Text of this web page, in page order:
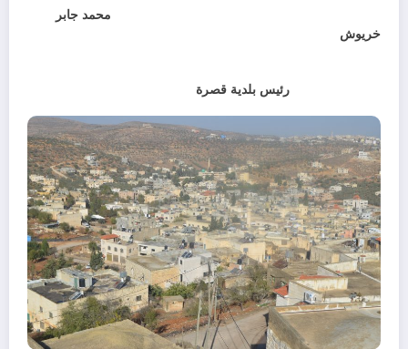
محمد جابر
خريوش
رئيس بلدية قصرة